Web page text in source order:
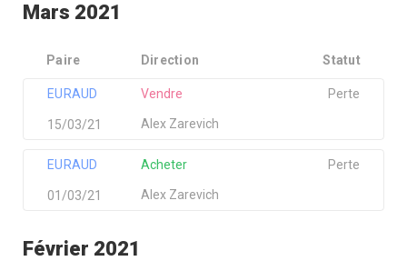
Mars 2021
Paire Direction Statut
EURAUD
Alex Zarevich
Vendre
15/03/21
Perte
EURAUD
Alex Zarevich
Acheter
01/03/21
Perte
Février 2021